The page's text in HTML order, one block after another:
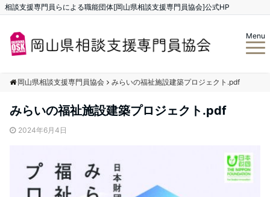
相談支援専門員らによる職能団体[岡山県相談支援専門員協会]公式HP
Menu
岡山県相談支援専門員協会 みらいの福祉施設建築プロジェクト.pdf
みらいの福祉施設建築プロジェクト.pdf
2024年6月4日